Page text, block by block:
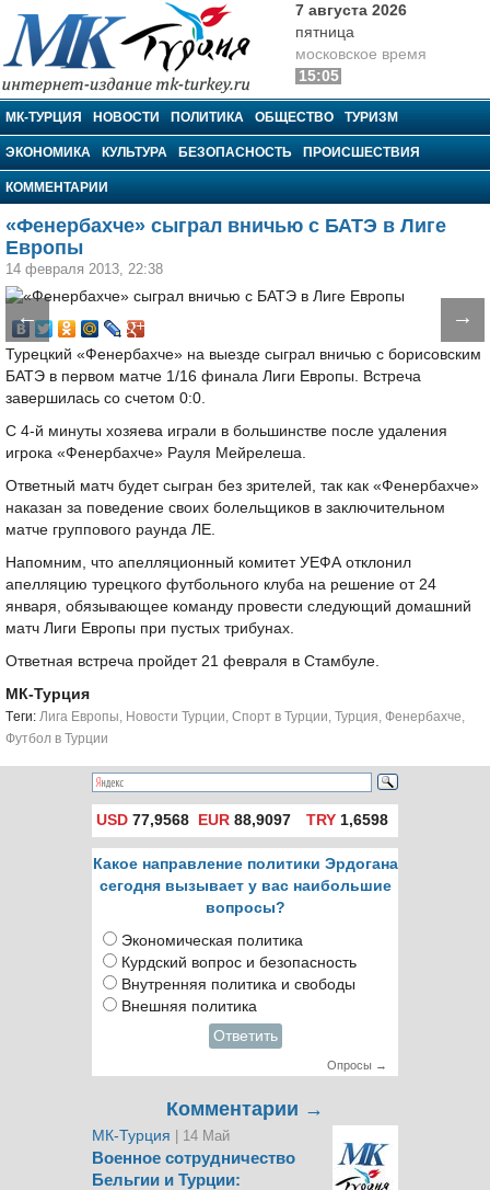
МК-Турция
7 августа 2026
пятница
московское время
15:05
МК-ТУРЦИЯ НОВОСТИ ПОЛИТИКА ОБЩЕСТВО ТУРИЗМ
ЭКОНОМИКА КУЛЬТУРА БЕЗОПАСНОСТЬ ПРОИСШЕСТВИЯ
КОММЕНТАРИИ
«Фенербахче» сыграл вничью с БАТЭ в Лиге
Европы
14 февраля 2013, 22:38
← →
Турецкий «Фенербахче» на выезде сыграл вничью с борисовским
БАТЭ в первом матче 1/16 финала Лиги Европы. Встреча
завершилась со счетом 0:0.
С 4-й минуты хозяева играли в большинстве после удаления
игрока «Фенербахче» Рауля Мейрелеша.
Ответный матч будет сыгран без зрителей, так как «Фенербахче»
наказан за поведение своих болельщиков в заключительном
матче группового раунда ЛЕ.
Напомним, что апелляционный комитет УЕФА отклонил
апелляцию турецкого футбольного клуба на решение от 24
января, обязывающее команду провести следующий домашний
матч Лиги Европы при пустых трибунах.
Ответная встреча пройдет 21 февраля в Стамбуле.
МК-Турция
Tеги: Лига Европы, Новости Турции, Спорт в Турции, Турция, Фенербахче,
Футбол в Турции
USD 77,9568 EUR 88,9097 TRY1,6598
Какое направление политики Эрдогана
сегодня вызывает у вас наибольшие
вопросы?
Экономическая политика
Курдский вопрос и безопасность
Внутренняя политика и свободы
Внешняя политика
Ответить
Опросы →
Комментарии →
МК-Турция | 14 Май
Военное сотрудничество
Бельгии и Турции: